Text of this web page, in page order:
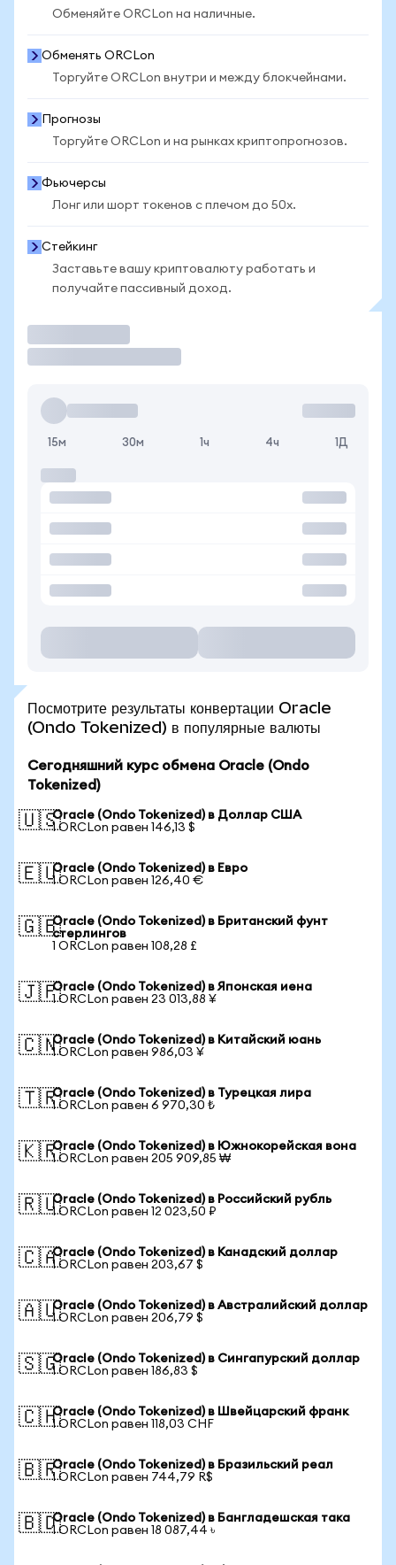
Обменяйте ORCLon на наличные.
Обменять ORCLon
Торгуйте ORCLon внутри и между блокчейнами.
Прогнозы
Торгуйте ORCLon и на рынках криптопрогнозов.
Фьючерсы
Лонг или шорт токенов с плечом до 50x.
Стейкинг
Заставьте вашу криптовалюту работать и
получайте пассивный доход.
15м 30м 1ч 4ч 1Д
Посмотрите результаты конвертации Oracle
(Ondo Tokenized) в популярные валюты
Сегодняшний курс обмена Oracle (Ondo
Tokenized)
🇺🇸Oracle (Ondo Tokenized) в Доллар США
1 ORCLon равен 146,13 $
🇪🇺Oracle (Ondo Tokenized) в Евро
1 ORCLon равен 126,40 €
🇬🇧Oracle (Ondo Tokenized) в Британский фунт
стерлингов
1 ORCLon равен 108,28 £
🇯🇵Oracle (Ondo Tokenized) в Японская иена
1 ORCLon равен 23 013,88 ¥
🇨🇳Oracle (Ondo Tokenized) в Китайский юань
1 ORCLon равен 986,03 ¥
🇹🇷Oracle (Ondo Tokenized) в Турецкая лира
1 ORCLon равен 6 970,30 ₺
🇰🇷Oracle (Ondo Tokenized) в Южнокорейская вона
1 ORCLon равен 205 909,85 ₩
🇷🇺Oracle (Ondo Tokenized) в Российский рубль
1 ORCLon равен 12 023,50 ₽
🇨🇦Oracle (Ondo Tokenized) в Канадский доллар
1 ORCLon равен 203,67 $
🇦🇺Oracle (Ondo Tokenized) в Австралийский доллар
1 ORCLon равен 206,79 $
🇸🇬Oracle (Ondo Tokenized) в Сингапурский доллар
1 ORCLon равен 186,83 $
🇨🇭Oracle (Ondo Tokenized) в Швейцарский франк
1 ORCLon равен 118,03 CHF
🇧🇷Oracle (Ondo Tokenized) в Бразильский реал
1 ORCLon равен 744,79 R$
🇧🇩Oracle (Ondo Tokenized) в Бангладешская така
1 ORCLon равен 18 087,44 ৳